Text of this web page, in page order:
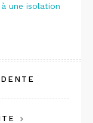
une isolation